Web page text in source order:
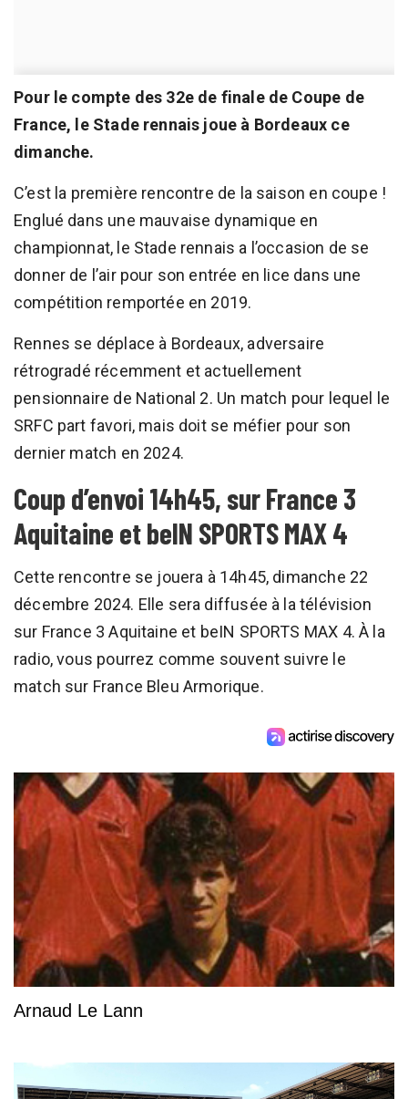
Pour le compte des 32e de finale de Coupe de
France, le Stade rennais joue à Bordeaux ce
dimanche.
C’est la première rencontre de la saison en coupe !
Englué dans une mauvaise dynamique en
championnat, le Stade rennais a l’occasion de se
donner de l’air pour son entrée en lice dans une
compétition remportée en 2019.
Rennes se déplace à Bordeaux, adversaire
rétrogradé récemment et actuellement
pensionnaire de National 2. Un match pour lequel le
SRFC part favori, mais doit se méfier pour son
dernier match en 2024.
Coup d’envoi 14h45, sur France 3
Aquitaine et beIN SPORTS MAX 4
Cette rencontre se jouera à 14h45, dimanche 22
décembre 2024. Elle sera diffusée à la télévision
sur France 3 Aquitaine et beIN SPORTS MAX 4. À la
radio, vous pourrez comme souvent suivre le
match sur France Bleu Armorique.
Arnaud Le Lann